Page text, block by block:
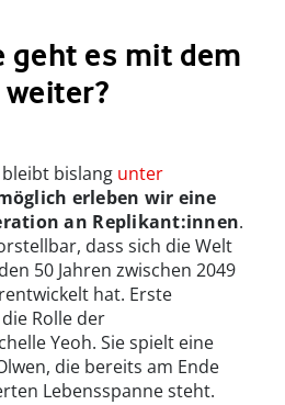
geht es mit dem
weiter?
bislang unter
erleben wir eine
an Replikant:innen.
dass sich die Welt
50 Jahren zwischen 2049
hat. Erste
Rolle der
Yeoh. Sie spielt eine
die bereits am Ende
Lebensspanne steht.